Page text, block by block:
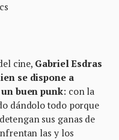
cine, Gabriel Esdras
se dispone a
buen punk: con la
dándolo todo porque
sus ganas de
las y los